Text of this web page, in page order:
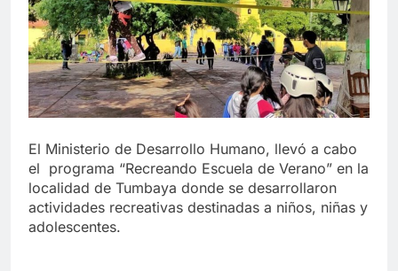
El Ministerio de Desarrollo Humano, llevó a cabo
el programa “Recreando Escuela de Verano” en la
localidad de Tumbaya donde se desarrollaron
actividades recreativas destinadas a niños, niñas y
adolescentes.